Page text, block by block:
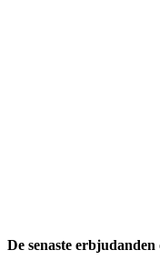
De senaste